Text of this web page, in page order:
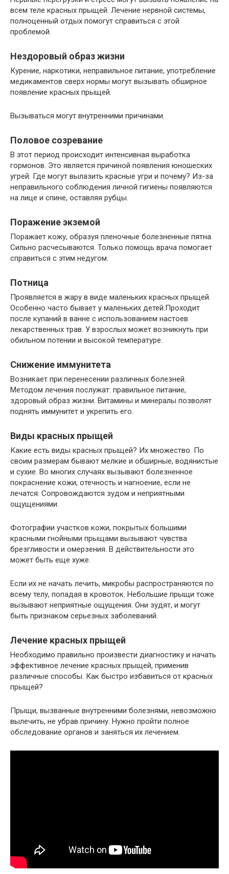
всем теле красных прыщей. Лечение нервной системы,
полноценный отдых помогут справиться с этой
проблемой.
Нездоровый образ жизни
Курение, наркотики, неправильное питание, употребление
медикаментов сверх нормы могут вызывать обширное
появление красных прыщей.
Вызываться могут внутренними причинами.
Половое созревание
В этот период происходит интенсивная выработка
гормонов. Это является причиной появления юношеских
угрей. Где могут вылазить красные угри и почему? Из-за
неправильного соблюдения личной гигиены появляются
на лице и спине, оставляя рубцы.
Поражение экземой
Поражает кожу, образуя пленочные болезненные пятна.
Сильно расчесываются. Только помощь врача помогает
справиться с этим недугом.
Потница
Проявляется в жару в виде маленьких красных прыщей.
Особенно часто бывает у маленьких детей.Проходит
после купаний в ванне с использованием настоев
лекарственных трав. У взрослых может возникнуть при
обильном потении и высокой температуре.
Снижение иммунитета
Возникает при перенесении различных болезней.
Методом лечения послужат: правильное питание,
здоровый образ жизни. Витамины и минералы позволят
поднять иммунитет и укрепить его.
Виды красных прыщей
Какие есть виды красных прыщей? Их множество. По
своим размерам бывают мелкие и обширные, водянистые
и сухие. Во многих случаях вызывают болезненное
покраснение кожи, отечность и нагноение, если не
лечатся. Сопровождаются зудом и неприятными
ощущениями.
Фотографии участков кожи, покрытых большими
красными гнойными прыщами вызывают чувства
брезгливости и омерзения. В действительности это
может быть еще хуже.
Если их не начать лечить, микробы распространяются по
всему телу, попадая в кровоток. Небольшие прыщи тоже
вызывают неприятные ощущения. Они зудят, и могут
быть признаком серьезных заболеваний.
Лечение красных прыщей
Необходимо правильно произвести диагностику и начать
эффективное лечение красных прыщей, применив
различные способы. Как быстро избавиться от красных
прыщей?
Прыщи, вызванные внутренними болезнями, невозможно
вылечить, не убрав причину. Нужно пройти полное
обследование органов и заняться их лечением.